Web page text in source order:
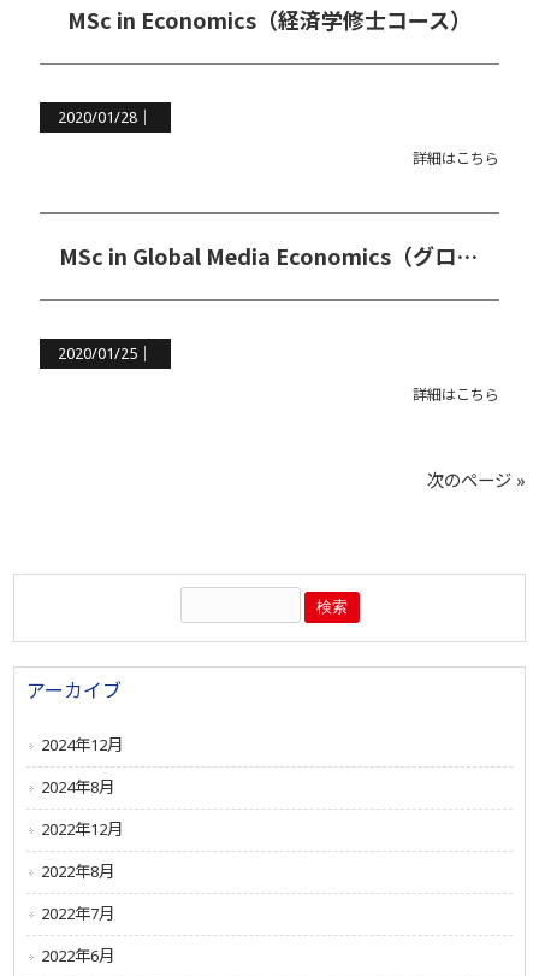
MSc in Economics（経済学修士コース）
2020/01/28｜
詳細はこちら
MSc in Global Media Economics（グローバルメディア経済学修士コース）
2020/01/25｜
詳細はこちら
次のページ »
アーカイブ
2024年12月
2024年8月
2022年12月
2022年8月
2022年7月
2022年6月